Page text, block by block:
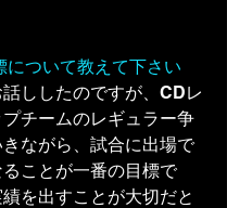
について教えて下さい
話ししたのですが、CDレ
チームのレギュラー争
ながら、試合に出場で
ことが一番の目標で
を出すことが大切だと